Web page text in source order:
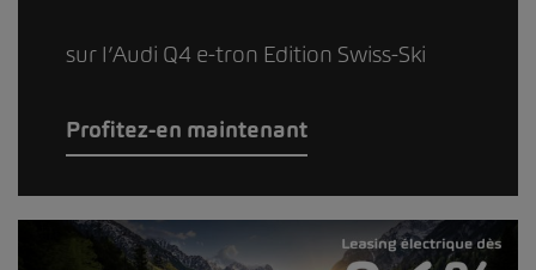
sur l’Audi Q4 e-tron Edition Swiss-Ski
Profitez-en maintenant